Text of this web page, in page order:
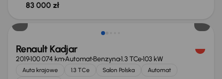
83 000 zł
Taniej o 2 500 zł
Renault Kadjar
2019100 074 kmAutomatBenzyna1.3 TCe103 kW
Auta krajowe 1.3 TCe Salon Polska
Automat